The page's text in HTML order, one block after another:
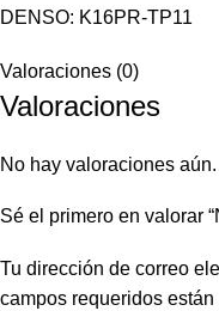
DENSO: K16PR-TP11
Valoraciones (0)
Valoraciones
No hay valoraciones aún.
Sé el primero en valorar
Tu dirección de correo
campos requeridos están